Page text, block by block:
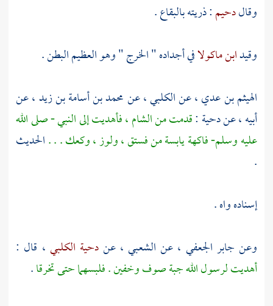
وقالدحيم: ذريتهبالبقاع.
وقيدابن ماكولافي أجداده " الخرج " وهو العظيم البطن .
الهيثم بن عدي، عنالكلبي، عنمحمد بن أسامة بن زيد، عن
أبيه ، عندحية :قدمت منالشام، فأهديت إلى النبي - صلى الله
عليه وسلم- فاكهة يابسة من فستق ، ولوز ، وكعك . . .الحديث
.
إسناده واه .
وعن جابر الجعفي ، عن الشعبي ، عندحية الكلبي ، قال :
أهديت لرسول الله جبة صوف وخفين . فلبسهما حتى تخرقا.